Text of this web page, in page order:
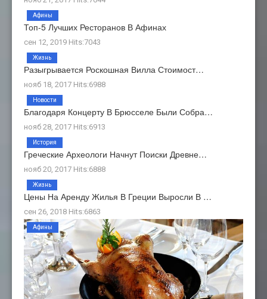
Топ-5 Лучших Ресторанов В Афинах
сен 12, 2019 Hits:7043
Афины
Разыгрывается Роскошная Вилла Стоимост…
нояб 18, 2017 Hits:6988
Жизнь
Благодаря Концерту В Брюсселе Были Собра…
нояб 28, 2017 Hits:6913
Новости
Греческие Археологи Начнут Поиски Древне…
нояб 20, 2017 Hits:6888
История
Цены На Аренду Жилья В Греции Выросли В …
сен 26, 2018 Hits:6863
Жизнь
Афины